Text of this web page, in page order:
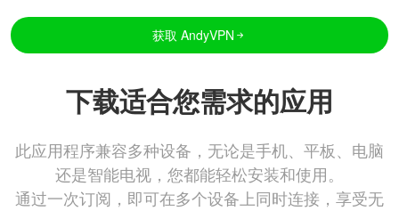
获取 AndyVPN
下载适合您需求的应用
此应用程序兼容多种设备，无论是手机、平板、电脑
还是智能电视，您都能轻松安装和使用。
通过一次订阅，即可在多个设备上同时连接，享受无